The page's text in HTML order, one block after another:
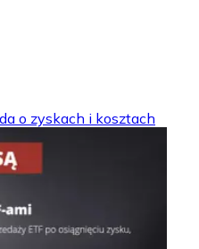
o zyskach i kosztach